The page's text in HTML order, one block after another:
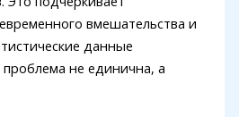
вмешательства и
данные
не единична, а